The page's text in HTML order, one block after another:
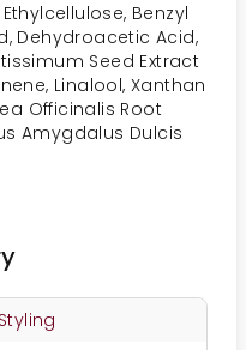
Benzyl
Dehydroacetic Acid,
Seed Extract
Linalool, Xanthan
Officinalis Root
Amygdalus Dulcis
Styling